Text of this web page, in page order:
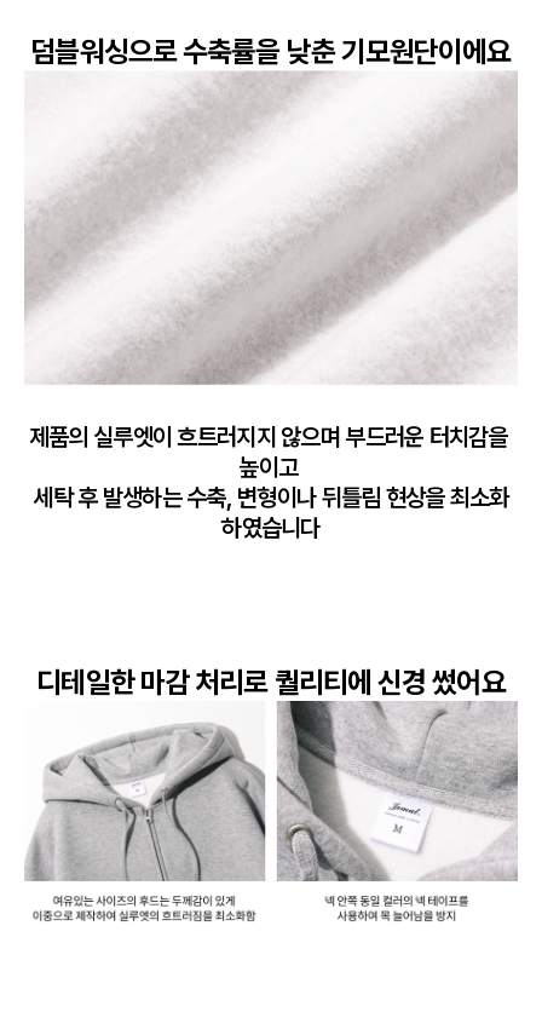
덤블워싱으로 수축률을 낮춘 기모원단이에요
제품의 실루엣이 흐트러지지 않으며 부드러운 터치감을
높이고
세탁 후 발생하는 수축, 변형이나 뒤틀림 현상을 최소화
하였습니다
디테일한 마감 처리로 퀄리티에 신경 썼어요